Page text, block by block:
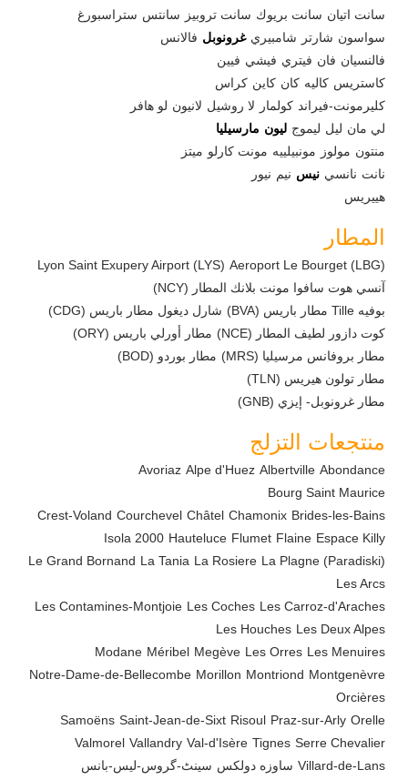
سانت اتيان سانت بريوك سانت تروبيز سانتس ستراسبورغ
سواسون شارتر شامبيري غرونوبل فالانس
فالنسيان فان فيتري فيشي فيين
كاستريس كاليه كان كاين كراس
كليرمونت-فيراند كولمار لا روشيل لانيون لو هافر
لي مان ليل ليموج ليون مارسيليا
منتون مولوز مونبيلييه مونت كارلو ميتز
نانت نانسي نيس نيم نيور
هييريس
المطار
Aeroport Le Bourget (LBG)
Lyon Saint Exupery Airport (LYS)
آنسي هوت سافوا مونت بلانك المطار (NCY)
بوفيه Tille مطار باريس (BVA)
شارل ديغول مطار باريس (CDG)
كوت دازور لطيف المطار (NCE)
مطار أورلي باريس (ORY)
مطار بروفانس مرسيليا (MRS)
مطار بوردو (BOD)
مطار تولون هيريس (TLN)
مطار غرونوبل- إيزي (GNB)
منتجعات التزلج
Abondance
Albertville
Alpe d'Huez
Avoriaz
Bourg Saint Maurice
Brides-les-Bains
Chamonix
Châtel
Courchevel
Crest-Voland
Espace Killy
Flaine
Flumet
Hauteluce
Isola 2000
La Plagne (Paradiski)
La Rosiere
La Tania
Le Grand Bornand
Les Arcs
Les Carroz-d'Araches
Les Coches
Les Contamines-Montjoie
Les Deux Alpes
Les Houches
Les Menuires
Les Orres
Megève
Méribel
Modane
Montgenèvre
Montriond
Morillon
Notre-Dame-de-Bellecombe
Orcières
Orelle
Praz-sur-Arly
Risoul
Saint-Jean-de-Sixt
Samoëns
Serre Chevalier
Tignes
Val-d'Isère
Vallandry
Valmorel
Villard-de-Lans ساوزه دولکس سینٹ-گروس-لیس-بانس